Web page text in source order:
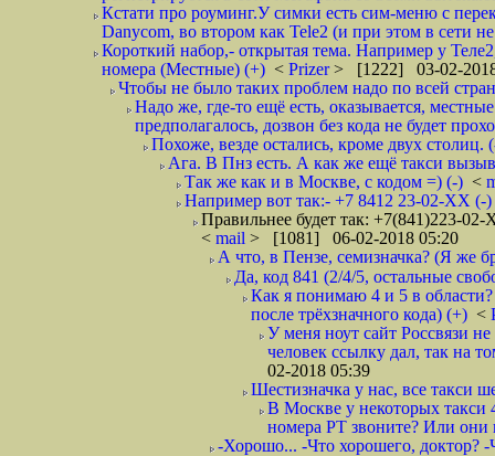
Кстати про роуминг.У симки есть сим-меню с
Danycom, во втором как Tele2 (и при этом в сети
Короткий набор,- открытая тема. Например у
номера (Местные) (+) < Prizer> [1222] 03-02-
Чтобы не было таких проблем надо по всей
Надо же, где-то ещё есть, оказывается,
предполагалось, дозвон без кода не будет
Похоже, везде остались, кроме двух
Ага. В Пнз есть. А как же ещё такси
Так же как и в Москве, с кодом =) (-) <
Например вот так:- +7 8412 23-02-ХХ (-
Правильнее будет так: +7(841)223-
< mail > [1081] 06-02-2018 05:20
А что, в Пензе, семизначка? (Я же
Да, код 841 (2/4/5, остальные
Как я понимаю 4 и 5 в
после трёхзначного кода) (+) <
У меня ноут сайт Россвязи
человек ссылку дал, так на
02-2018 05:39
Шестизначка у нас, все такси
В Москве у некоторых такси
номера РТ звоните? Или они
-Хорошо... -Что хорошего, доктор?